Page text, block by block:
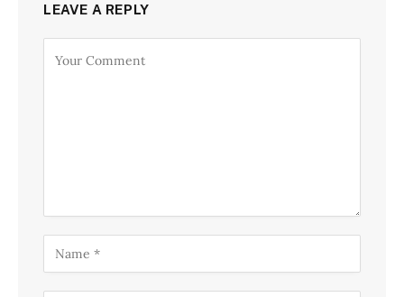
LEAVE A REPLY